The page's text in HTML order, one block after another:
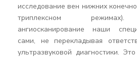
исследование вен нижних
триплексном режимах).
ангиосканирование наши
сами, не перекладывая
ультразвуковой диагностики.